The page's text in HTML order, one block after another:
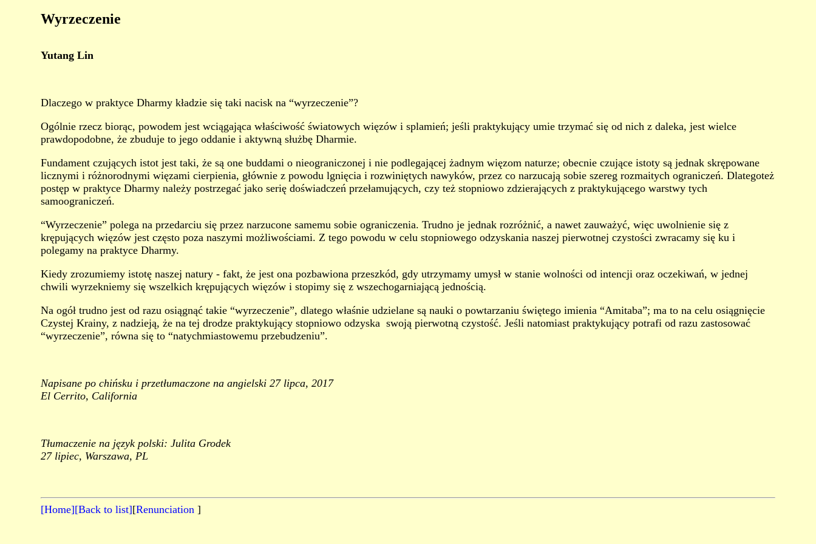
Wyrzeczenie
Yutang Lin
Dlaczego w praktyce Dharmy kładzie się taki nacisk na “wyrzeczenie”?
Ogólnie rzecz biorąc, powodem jest wciągająca właściwość światowych więzów i splamień; jeśli praktykujący umie trzymać się od nich z daleka, jest wielce
prawdopodobne, że zbuduje to jego oddanie i aktywną służbę Dharmie.
Fundament czujących istot jest taki, że są one buddami o nieograniczonej i nie podlegającej żadnym więzom naturze; obecnie czujące istoty są jednak skrępowane
licznymi i różnorodnymi więzami cierpienia, głównie z powodu lgnięcia i rozwiniętych nawyków, przez co narzucają sobie szereg rozmaitych ograniczeń. Dlategoteż
postęp w praktyce Dharmy należy postrzegać jako serię doświadczeń przełamujących, czy też stopniowo zdzierających z praktykującego warstwy tych
samoograniczeń.
“Wyrzeczenie” polega na przedarciu się przez narzucone samemu sobie ograniczenia. Trudno je jednak rozróżnić, a nawet zauważyć, więc uwolnienie się z
krępujących więzów jest często poza naszymi możliwościami. Z tego powodu w celu stopniowego odzyskania naszej pierwotnej czystości zwracamy się ku i
polegamy na praktyce Dharmy.
Kiedy zrozumiemy istotę naszej natury - fakt, że jest ona pozbawiona przeszkód, gdy utrzymamy umysł w stanie wolności od intencji oraz oczekiwań, w jednej
chwili wyrzekniemy się wszelkich krępujących więzów i stopimy się z wszechogarniającą jednością.
Na ogół trudno jest od razu osiągnąć takie “wyrzeczenie”, dlatego właśnie udzielane są nauki o powtarzaniu świętego imienia “Amitaba”; ma to na celu osiągnięcie
Czystej Krainy, z nadzieją, że na tej drodze praktykujący stopniowo odzyska swoją pierwotną czystość. Jeśli natomiast praktykujący potrafi od razu zastosować
“wyrzeczenie”, równa się to “natychmiastowemu przebudzeniu”.
Napisane po chińsku i przetłumaczone na angielski 27 lipca, 2017
El Cerrito, California
Tłumaczenie na język polski: Julita Grodek
27 lipiec, Warszawa, PL
[Home][Back to list][Renunciation]